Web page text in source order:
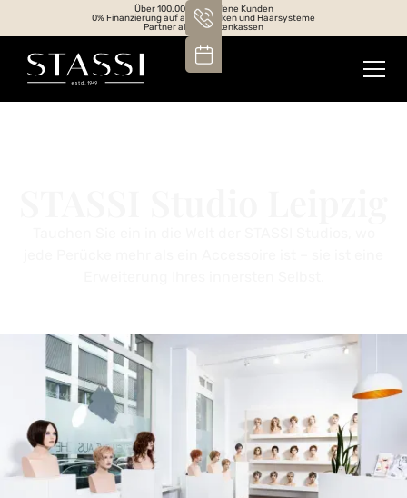
Über 100.000 zufriedene Kunden
0% Finanzierung auf alle Perücken und Haarsysteme
Partner aller Krankenkassen